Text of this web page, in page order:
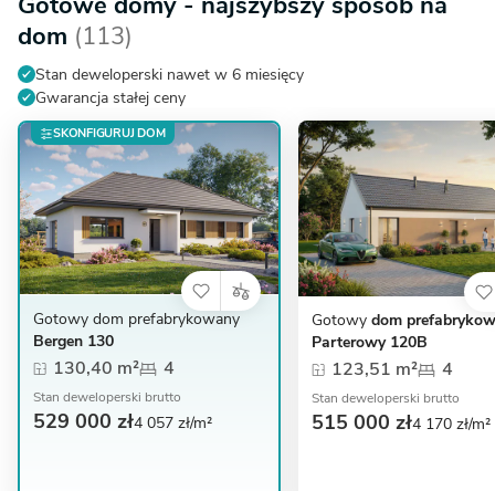
dom (113)
Stan deweloperski nawet w 6 miesięcy
Gwarancja stałej ceny
SKONFIGURUJ DOM
Gotowy dom prefabrykowany
Bergen 130
130,40 m² 4
Stan deweloperski brutto
529 000 zł4 057 zł/m²
Gotowy dom
Parterowy 120B
123,51 m² 4
Stan deweloperski brutto
515 000 zł4 170 zł/m²